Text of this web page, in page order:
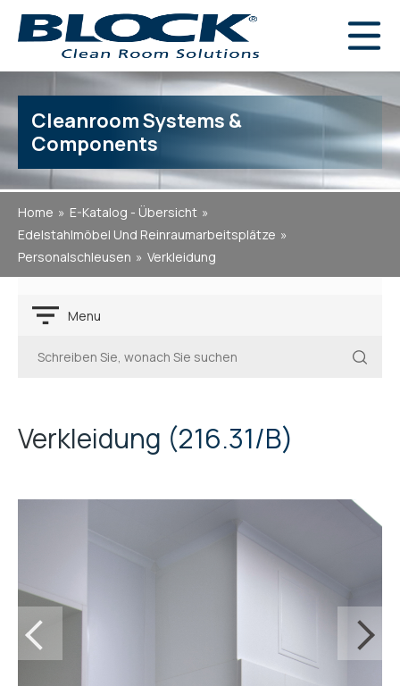
Cleanroom Systems &
Components
Home
E-Katalog - Übersicht
Edelstahlmöbel Und Reinraumarbeitsplätze
Personalschleusen
Verkleidung
Menu
Verkleidung 216.31/B